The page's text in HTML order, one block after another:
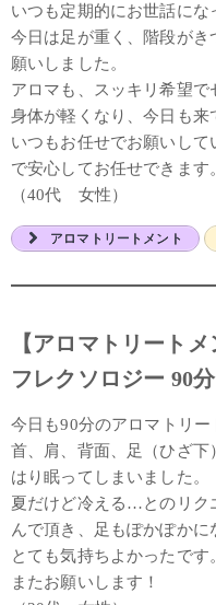
いつも定期的にお世話にな
今日は足が重く、階段が
願いしました。
アロマも、スッキリ希望で
身体が軽くなり、今日も来
いつもお任せでお願いし
で安心してお任せできます。
（40代 女性）
アロマトリートメント
【アロマトリート
フレクソロジー 90分
今日も90分のアロマトリー
首、肩、背面、足（ひざ
はり眠ってしまいました。
夏だけど冷える…とのリク
んで頂き、足もぽかぽかに
とても気持ちよかったです。
またお願いします！